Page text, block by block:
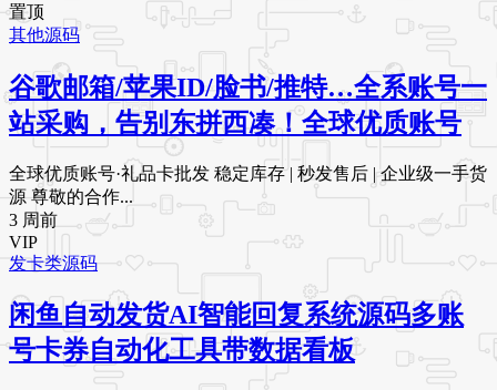
置顶
其他源码
谷歌邮箱/苹果ID/脸书/推特…全系账号一
站采购，告别东拼西凑！全球优质账号
全球优质账号·礼品卡批发 稳定库存 | 秒发售后 | 企业级一手货
源 尊敬的合作...
3 周前
VIP
发卡类源码
闲鱼自动发货AI智能回复系统源码多账
号卡券自动化工具带数据看板